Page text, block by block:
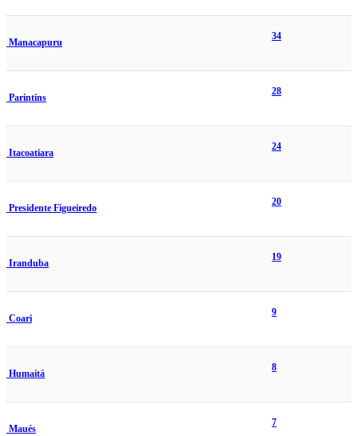
Manacapuru
34
Parintins
28
Itacoatiara
24
Presidente Figueiredo
20
Iranduba
19
Coari
9
Humaitá
8
Maués
7